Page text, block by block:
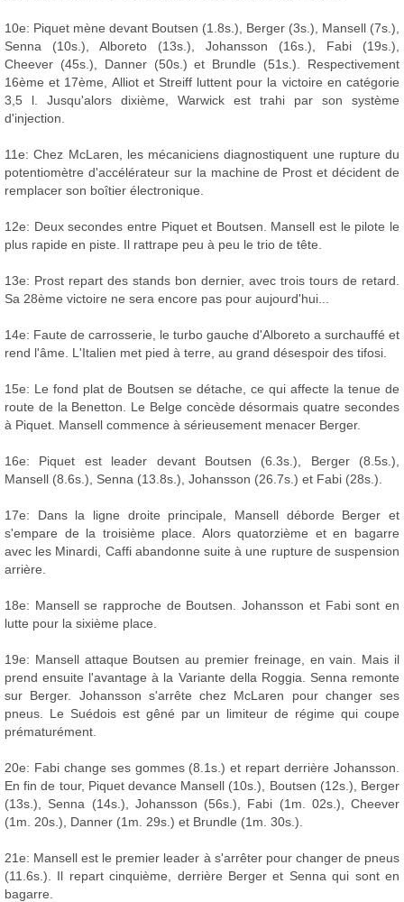
10e: Piquet mène devant Boutsen (1.8s.), Berger (3s.), Mansell (7s.),
Senna (10s.), Alboreto (13s.), Johansson (16s.), Fabi (19s.),
Cheever (45s.), Danner (50s.) et Brundle (51s.). Respectivement
16ème et 17ème, Alliot et Streiff luttent pour la victoire en catégorie
3,5 l. Jusqu'alors dixième, Warwick est trahi par son système
d'injection.
11e: Chez McLaren, les mécaniciens diagnostiquent une rupture du
potentiomètre d'accélérateur sur la machine de Prost et décident de
remplacer son boîtier électronique.
12e: Deux secondes entre Piquet et Boutsen. Mansell est le pilote le
plus rapide en piste. Il rattrape peu à peu le trio de tête.
13e: Prost repart des stands bon dernier, avec trois tours de retard.
Sa 28ème victoire ne sera encore pas pour aujourd'hui...
14e: Faute de carrosserie, le turbo gauche d'Alboreto a surchauffé et
rend l'âme. L'Italien met pied à terre, au grand désespoir des tifosi.
15e: Le fond plat de Boutsen se détache, ce qui affecte la tenue de
route de la Benetton. Le Belge concède désormais quatre secondes
à Piquet. Mansell commence à sérieusement menacer Berger.
16e: Piquet est leader devant Boutsen (6.3s.), Berger (8.5s.),
Mansell (8.6s.), Senna (13.8s.), Johansson (26.7s.) et Fabi (28s.).
17e: Dans la ligne droite principale, Mansell déborde Berger et
s'empare de la troisième place. Alors quatorzième et en bagarre
avec les Minardi, Caffi abandonne suite à une rupture de suspension
arrière.
18e: Mansell se rapproche de Boutsen. Johansson et Fabi sont en
lutte pour la sixième place.
19e: Mansell attaque Boutsen au premier freinage, en vain. Mais il
prend ensuite l'avantage à la Variante della Roggia. Senna remonte
sur Berger. Johansson s'arrête chez McLaren pour changer ses
pneus. Le Suédois est gêné par un limiteur de régime qui coupe
prématurément.
20e: Fabi change ses gommes (8.1s.) et repart derrière Johansson.
En fin de tour, Piquet devance Mansell (10s.), Boutsen (12s.), Berger
(13s.), Senna (14s.), Johansson (56s.), Fabi (1m. 02s.), Cheever
(1m. 20s.), Danner (1m. 29s.) et Brundle (1m. 30s.).
21e: Mansell est le premier leader à s'arrêter pour changer de pneus
(11.6s.). Il repart cinquième, derrière Berger et Senna qui sont en
bagarre.